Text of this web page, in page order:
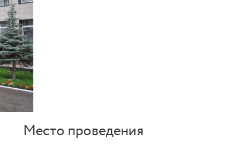
Место проведения